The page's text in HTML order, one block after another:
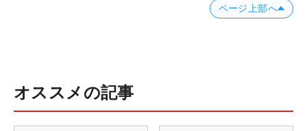
ページ上部へ
オススメの記事